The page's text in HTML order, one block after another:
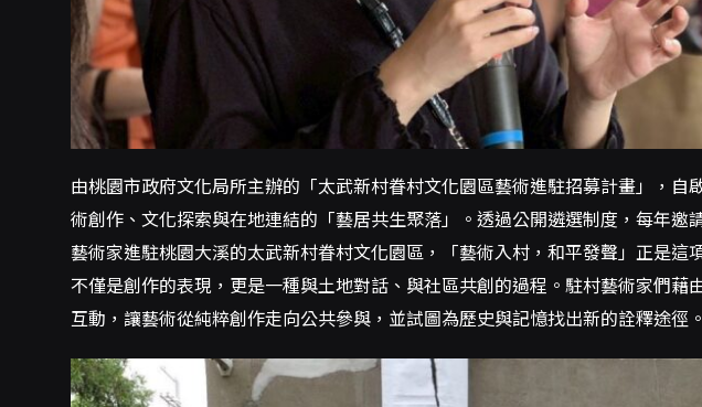
由桃園市政府文化局所主辦的「太武新村眷村文化園區藝術進駐招募計畫」，自
術創作、文化探索與在地連結的「藝居共生聚落」。透過公開遴選制度，每年邀
藝術家進駐桃園大溪的太武新村眷村文化園區，「藝術入村，和平發聲」正是這
不僅是創作的表現，更是一種與土地對話、與社區共創的過程。駐村藝術家們藉
互動，讓藝術從純粹創作走向公共參與，並試圖為歷史與記憶找出新的詮釋途徑。